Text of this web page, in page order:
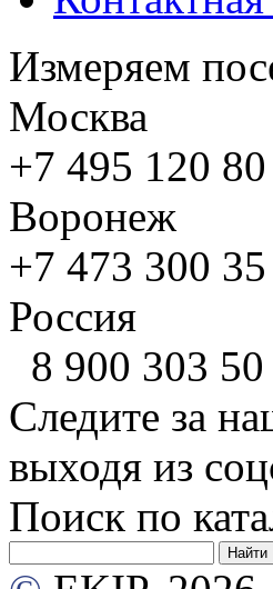
Измеряем
Москва
+7 495 120
Воронеж
+7 473 300
Россия
8 900 303 50
Следите за
выходя из
Поиск по